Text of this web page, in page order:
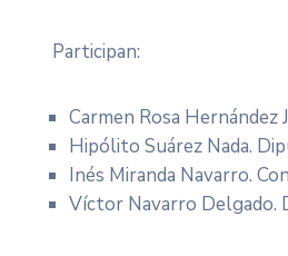
Participan:
Carmen Rosa
Hipólito Suárez Nada.
Inés Miranda Navarro.
Víctor Navarro Delgado.